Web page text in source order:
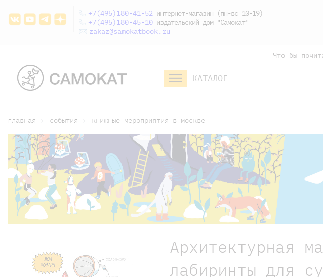
+7(495)180-41-52 интернет-магазин (пн-вс 10-19)
+7(495)180-45-10 издательский дом "Самокат"
zakaz@samokatbook.ru
Что бы
КАТАЛОГ
дошкольникам
главная события книжные мероприятия в москве
Архитектурная
лабиринты для